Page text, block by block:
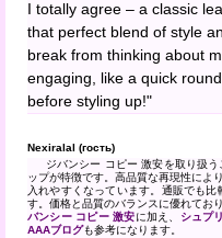
I totally agree – a classic
that perfect blend of style
break from thinking about
engaging, like a quick
before styling up!"
Nexiralal (гость)
ジバンシー コピー 激安を取り扱
ップが特徴です。高品質な再現性によ
入れやすくなっています。通販でも
す。価格と品質のバランスに優れてお
バンシー コピー 激安に加え、
シュプ
AAAブログも参考になります。